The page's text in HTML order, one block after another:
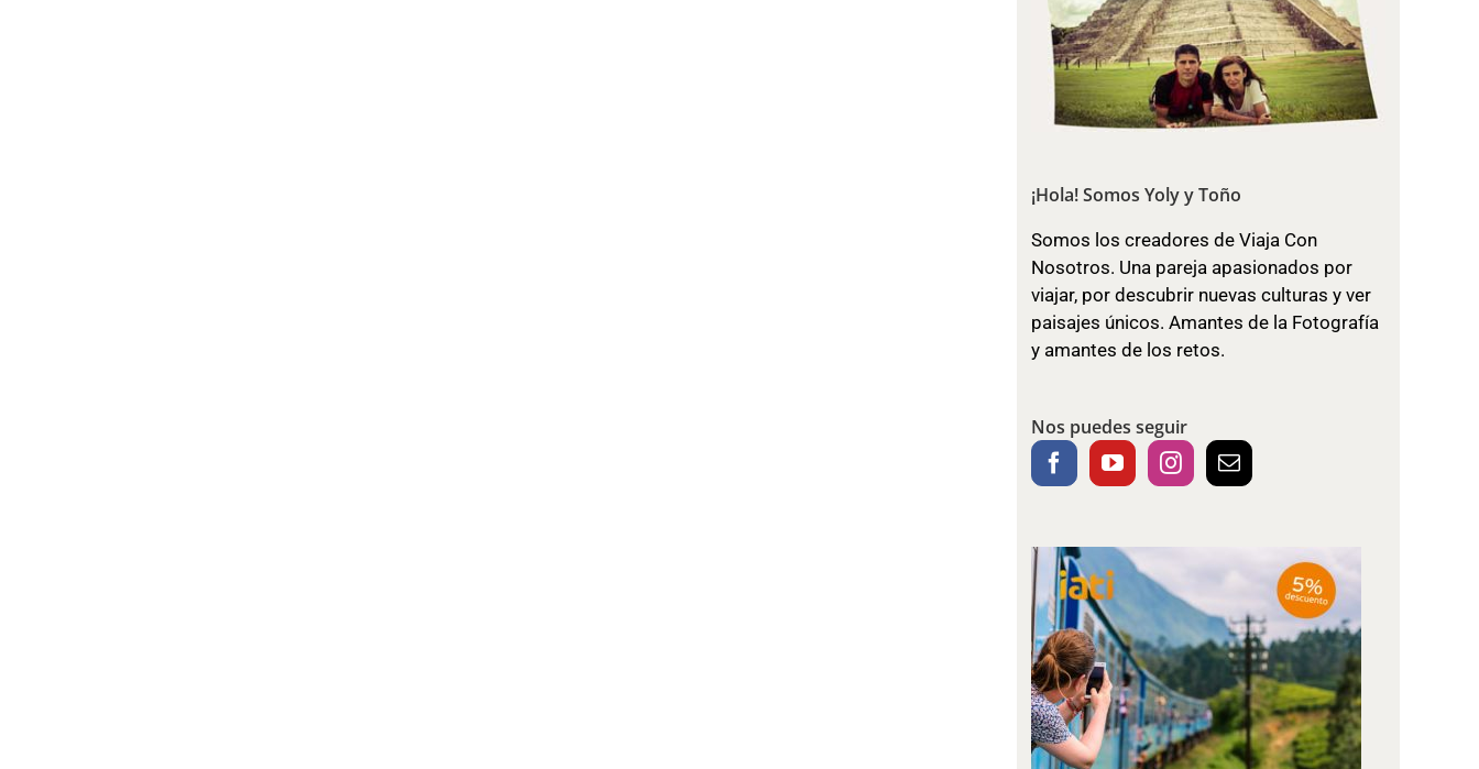
¡Hola! Somos Yoly y Toño
Somos los creadores de Viaja Con
Nosotros. Una pareja apasionados por
viajar, por descubrir nuevas culturas y ver
paisajes únicos. Amantes de la Fotografía
y amantes de los retos.
Nos puedes seguir